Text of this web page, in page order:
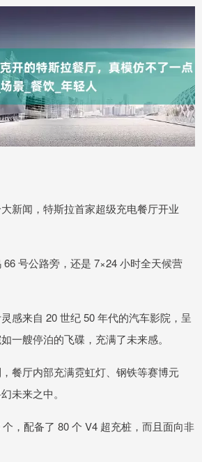
新闻，特斯拉首家超级充电餐厅开业
号公路旁，还是 7×24 小时全天候营
感来自 20 世纪 50 年代的汽车影院，呈
一艘停泊的飞碟，充满了未来感。
餐厅内部充满霓虹灯、钢铁等赛博元
未来之中。
，配备了 80 个 V4 超充桩，而且面向非